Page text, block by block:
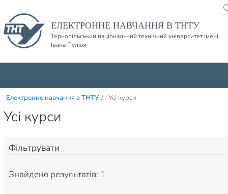
ЕЛЕКТРОННЕ НАВЧАННЯ В ТНТУ
Тернопільський національний технічний університет імені
Івана Пулюя
Електронне навчання в ТНТУ / Усі курси
Усі курси
Фільтрувати
Знайдено результатів: 1